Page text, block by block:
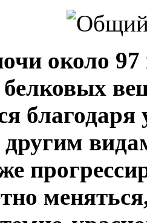
около